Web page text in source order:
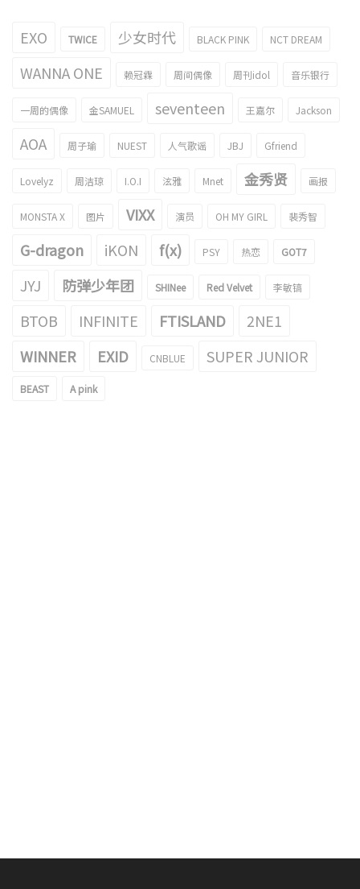
EXO TWICE 少女时代 BLACK PINK NCT DREAM
WANNA ONE 赖冠霖 周间偶像 周刊idol 音乐银行
一周的偶像 金SAMUEL seventeen 王嘉尔 Jackson
AOA 周子瑜 NUEST 人气歌谣 JBJ Gfriend
Lovelyz 周洁琼 I.O.I 泫雅 Mnet 金秀贤 画报
MONSTA X 图片 VIXX 演员 OH MY GIRL 裴秀智
G-dragon iKON f(x) PSY 热恋 GOT7
JYJ 防弹少年团 SHINee Red Velvet 李敏镐
BTOB INFINITE FTISLAND
2NE1
WINNER
EXID CNBLUE SUPER JUNIOR
BEAST A pink